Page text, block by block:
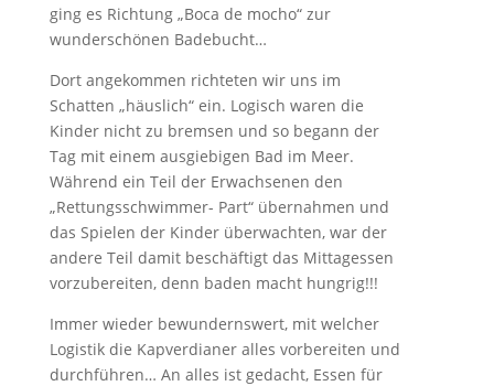
ging es Richtung „Boca de mocho“ zur
wunderschönen Badebucht…
Dort angekommen richteten wir uns im
Schatten „häuslich“ ein. Logisch waren die
Kinder nicht zu bremsen und so begann der
Tag mit einem ausgiebigen Bad im Meer.
Während ein Teil der Erwachsenen den
„Rettungsschwimmer- Part“ übernahmen und
das Spielen der Kinder überwachten, war der
andere Teil damit beschäftigt das Mittagessen
vorzubereiten, denn baden macht hungrig!!!
Immer wieder bewundernswert, mit welcher
Logistik die Kapverdianer alles vorbereiten und
durchführen… An alles ist gedacht, Essen für